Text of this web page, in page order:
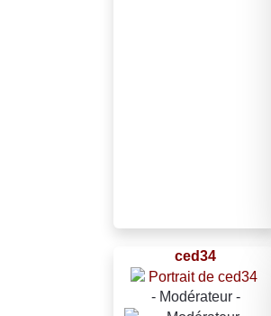
ced34
- Modérateur -